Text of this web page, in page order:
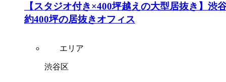
【スタジオ付き×400坪越えの大型居抜き】渋
約400坪の居抜きオフィス
エリア
渋谷区